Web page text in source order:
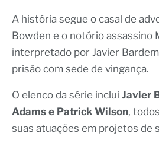
A história segue o casal de
Bowden e o notório assassino
interpretado por Javier
prisão com sede de vingança.
O elenco da série inclui Javier
Adams e Patrick Wilson,
suas atuações em projetos de